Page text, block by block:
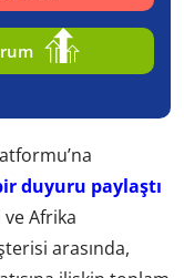
duyuru paylaştı
Afrika
arasında,